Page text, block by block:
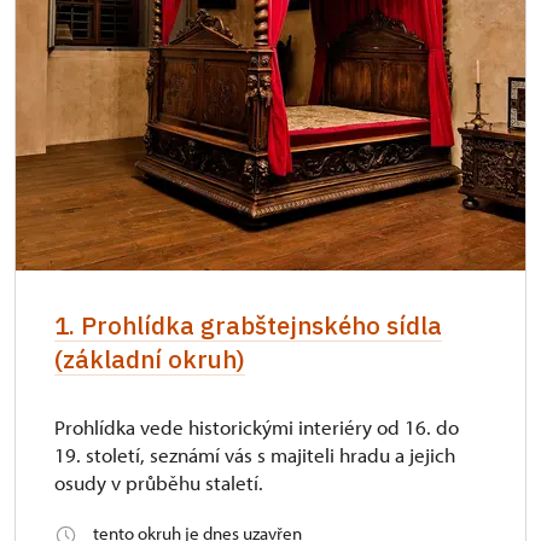
1. Prohlídka grabštejnského sídla
(základní okruh)
Prohlídka vede historickými interiéry od 16. do
19. století, seznámí vás s majiteli hradu a jejich
osudy v průběhu staletí.
tento okruh je dnes uzavřen